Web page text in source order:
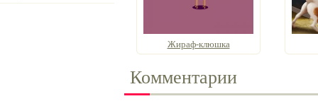
Жираф-клюшка
Комментарии